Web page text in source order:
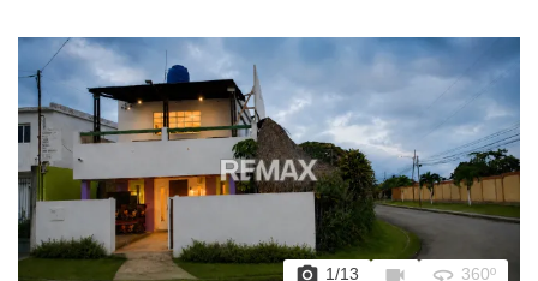
photo_camera 1/13 videocam 360 360º